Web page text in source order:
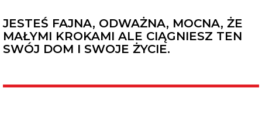
JESTEŚ FAJNA, ODWAŻNA, MOCNA, ŻE
MAŁYMI KROKAMI ALE CIĄGNIESZ TEN
SWÓJ DOM I SWOJE ŻYCIE.